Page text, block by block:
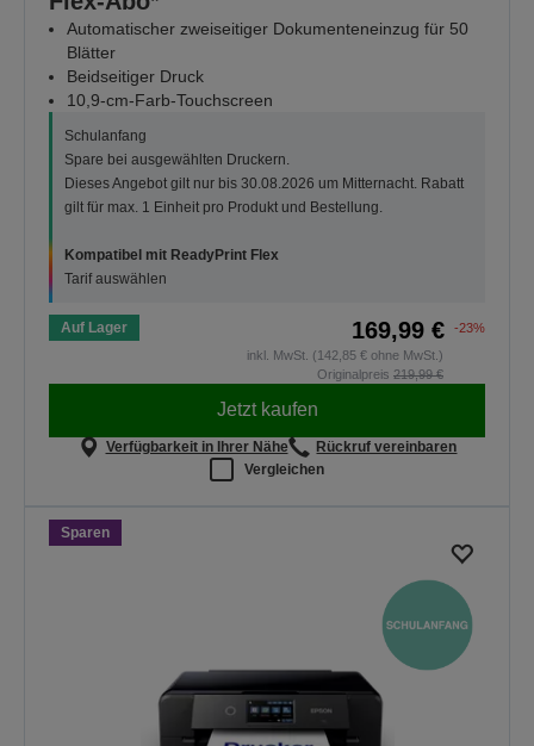
Automatischer zweiseitiger Dokumenteneinzug für 50
Blätter
Beidseitiger Druck
10,9-cm-Farb-Touchscreen
Schulanfang
Spare bei ausgewählten Druckern.
Dieses Angebot gilt nur bis 30.08.2026 um Mitternacht. Rabatt
gilt für max. 1 Einheit pro Produkt und Bestellung.
Kompatibel mit ReadyPrint Flex
Tarif auswählen
Auf Lager 169,99 €
-23%
inkl. MwSt. (142,85 € ohne MwSt.)
Originalpreis 219,99 €
Jetzt kaufen
Verfügbarkeit in Ihrer Nähe
Rückruf vereinbaren
Vergleichen
Sparen